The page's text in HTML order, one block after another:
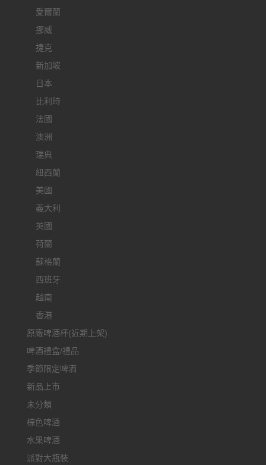
愛爾蘭
挪威
捷克
新加坡
日本
比利時
法國
澳洲
瑞典
紐西蘭
美國
義大利
英國
荷蘭
蘇格蘭
西班牙
越南
香港
原廠啤酒杯(近期上架)
啤酒禮盒/禮品
季節限定啤酒
新品上市
未分類
棕色啤酒
水果啤酒
派對大瓶裝